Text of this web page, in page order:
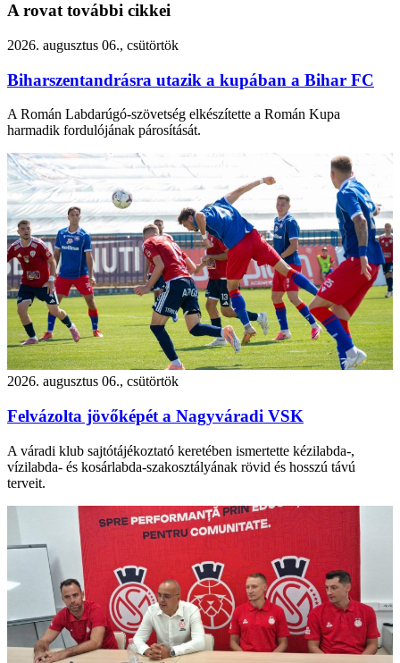
A rovat további cikkei
2026. augusztus 06., csütörtök
Biharszentandrásra utazik a kupában a Bihar FC
A Román Labdarúgó-szövetség elkészítette a Román Kupa
harmadik fordulójának párosítását.
2026. augusztus 06., csütörtök
Felvázolta jövőképét a Nagyváradi VSK
A váradi klub sajtótájékoztató keretében ismertette kézilabda-,
vízilabda- és kosárlabda-szakosztályának rövid és hosszú távú
terveit.